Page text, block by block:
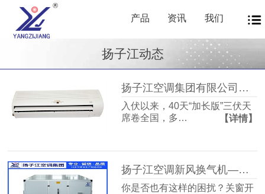
产品 资讯 我们
扬子江动态
扬子江空调集团有限公司商用暖通源头厂家，40年匠心护航从容度伏
入伏以来，40天“加长版”三伏天
席卷全国，多…
【详情】
扬子江空调新风换气机——告别室内空气闷浊，畅享洁净富氧新生活
你是否也有这样的困扰？关窗开